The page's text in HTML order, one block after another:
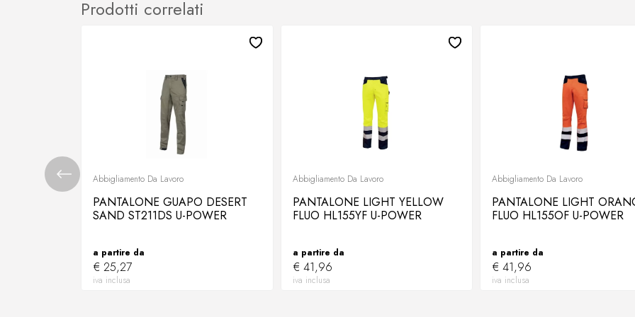
Prodotti correlati
Abbigliamento Da Lavoro
PANTALONE GUAPO DESERT
SAND ST211DS U-POWER
a partire da
€ 25,27
iva inclusa
Abbigliamento Da Lavoro
PANTALONE LIGHT YELLOW
FLUO HL155YF U-POWER
a partire da
€ 41,96
iva inclusa
Abbigliamento Da Lavoro
PANTALONE LIGHT
FLUO HL155OF U-POWER
a partire da
€ 41,96
iva inclusa